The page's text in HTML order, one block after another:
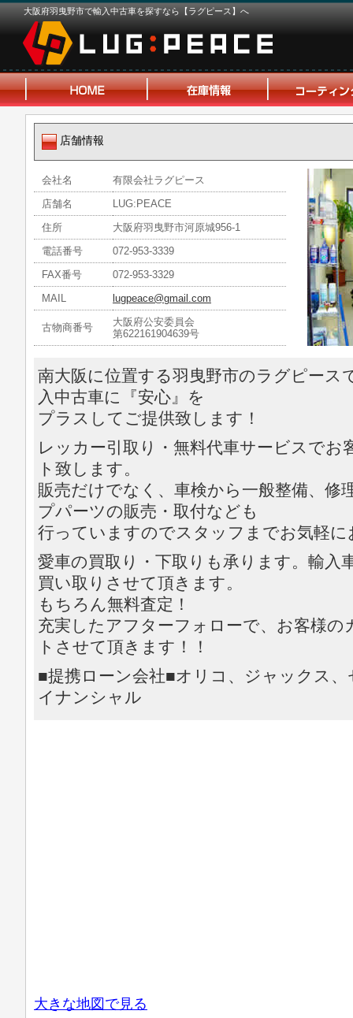
大阪府羽曳野市で輸入中古車を探すなら【ラグピース】へ
店舗情報
会社名
有限会社ラグピース
店舗名
LUG:PEACE
住所
大阪府羽曳野市河原城956-1
電話番号
072-953-3339
FAX番号
072-953-3329
MAIL
lugpeace@gmail.com
古物商番号
大阪府公安委員会
第622161904639号
南大阪に位置する羽曳野市のラグピース
入中古車に『安心』を
プラスしてご提供致します！
レッカー引取り・無料代車サービスでお
ト致します。
販売だけでなく、車検から一般整備、修
プパーツの販売・取付なども
行っていますのでスタッフまでお気軽
愛車の買取り・下取りも承ります。輸入
買い取りさせて頂きます。
もちろん無料査定！
充実したアフターフォローで、お客様の
トさせて頂きます！！
■提携ローン会社■オリコ、ジャックス
イナンシャル
大きな地図で見る